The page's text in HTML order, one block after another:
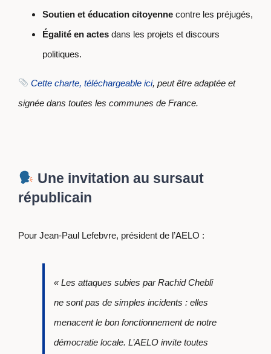
Soutien et éducation citoyenne contre les préjugés,
Égalité en actes dans les projets et discours
politiques.
Cette charte, téléchargeable ici, peut être adaptée et
signée dans toutes les communes de France.
Une invitation au sursaut
républicain
Pour Jean-Paul Lefebvre, président de l’AELO :
« Les attaques subies par Rachid Chebli
ne sont pas de simples incidents : elles
menacent le bon fonctionnement de notre
démocratie locale. L’AELO invite toutes